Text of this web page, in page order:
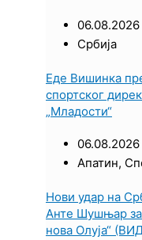
06.08.2026
Србија
Еде Вишинка
спортског
„Младости“
06.08.2026
Апатин,
Нови удар на
Анте Шушњар
нова Олуја“